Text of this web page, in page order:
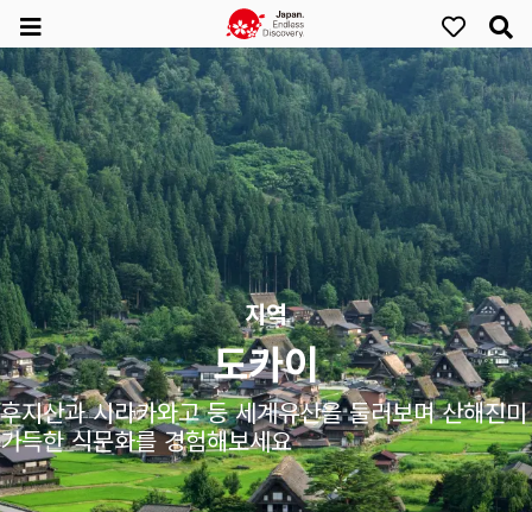
지역
도카이
후지산과 시라카와고 등 세계유산을 둘러보며 산해진미
가득한 식문화를 경험해보세요